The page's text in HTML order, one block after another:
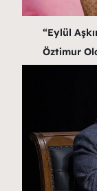
“Eylül
Öztimur